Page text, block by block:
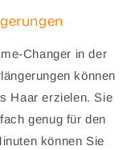
Changer in der
können
Haar erzielen. Sie
genug für den
können Sie